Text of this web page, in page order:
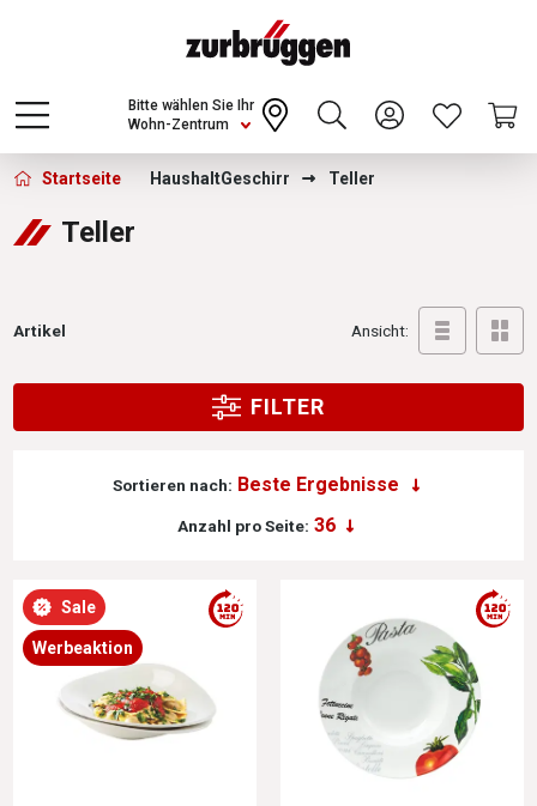
Choose a different country or region to see
content for your location and shop online
CONTINUE
Wohn-Zentrum
Bitte wählen Sie Ihr
Zurbrüggen -
Startseite HaushaltGeschirr Teller
Teller
Artikel Ansicht:
FILTER
Sortieren nach:
Anzahl pro Seite:
Sale
Werbeaktion